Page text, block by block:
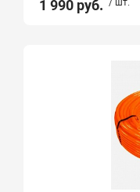
1 990 руб. / шт.